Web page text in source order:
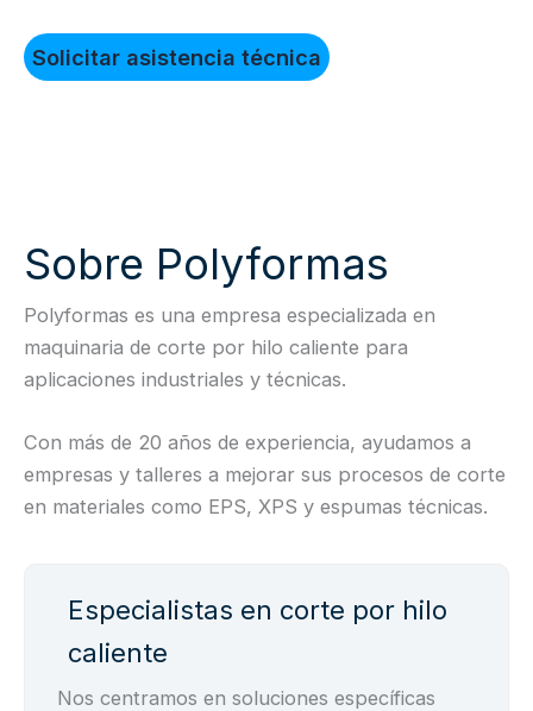
Solicitar asistencia técnica
Sobre Polyformas
Polyformas es una empresa especializada en
maquinaria de corte por hilo caliente para
aplicaciones industriales y técnicas.
Con más de 20 años de experiencia, ayudamos a
empresas y talleres a mejorar sus procesos de corte
en materiales como EPS, XPS y espumas técnicas.
Especialistas en corte por hilo
caliente
Nos centramos en soluciones específicas